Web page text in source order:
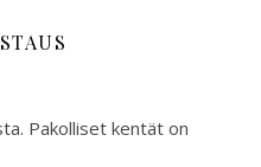
Pakolliset kentät on